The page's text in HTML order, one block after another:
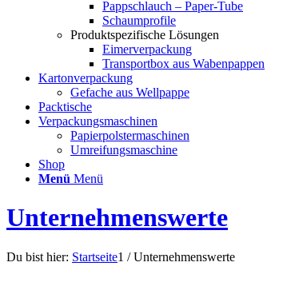
Pappschlauch – Paper-Tube
Schaumprofile
Produktspezifische Lösungen
Eimerverpackung
Transportbox aus Wabenpappen
Kartonverpackung
Gefache aus Wellpappe
Packtische
Verpackungsmaschinen
Papierpolstermaschinen
Umreifungsmaschine
Shop
Menü Menü
Unternehmenswerte
Du bist hier: Startseite1 / Unternehmenswerte